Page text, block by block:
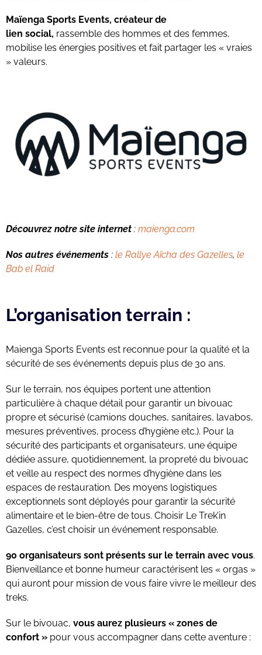
Maïenga Sports Events, créateur de
lien social, rassemble des hommes et des femmes,
mobilise les énergies positives et fait partager les « vraies
» valeurs.
Découvrez notre site internet : maienga.com
Nos autres événements : le Rallye Aïcha des Gazelles, le
Bab el Raid
L’organisation terrain :
Maienga Sports Events est reconnue pour la qualité et la
sécurité de ses événements depuis plus de 30 ans.
Sur le terrain, nos équipes portent une attention
particulière à chaque détail pour garantir un bivouac
propre et sécurisé (camions douches, sanitaires, lavabos,
mesures préventives, process d’hygiène etc.). Pour la
sécurité des participants et organisateurs, une équipe
dédiée assure, quotidiennement, la propreté du bivouac
et veille au respect des normes d’hygiène dans les
espaces de restauration. Des moyens logistiques
exceptionnels sont déployés pour garantir la sécurité
alimentaire et le bien-être de tous. Choisir Le Trek’in
Gazelles, c’est choisir un événement responsable.
90 organisateurs sont présents sur le terrain avec vous.
Bienveillance et bonne humeur caractérisent les « orgas »
qui auront pour mission de vous faire vivre le meilleur des
treks.
Sur le bivouac, vous aurez plusieurs « zones de
confort » pour vous accompagner dans cette aventure :